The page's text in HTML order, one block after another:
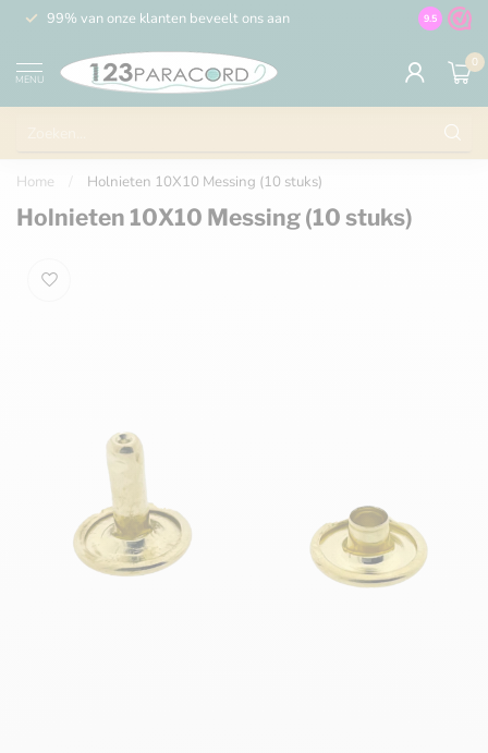
99% van onze klanten beveelt ons aan 100% de
9.5
MENU
0
Home Holnieten 10X10 Messing (10 stuks)
Holnieten 10X10 Messing (10 stuks)